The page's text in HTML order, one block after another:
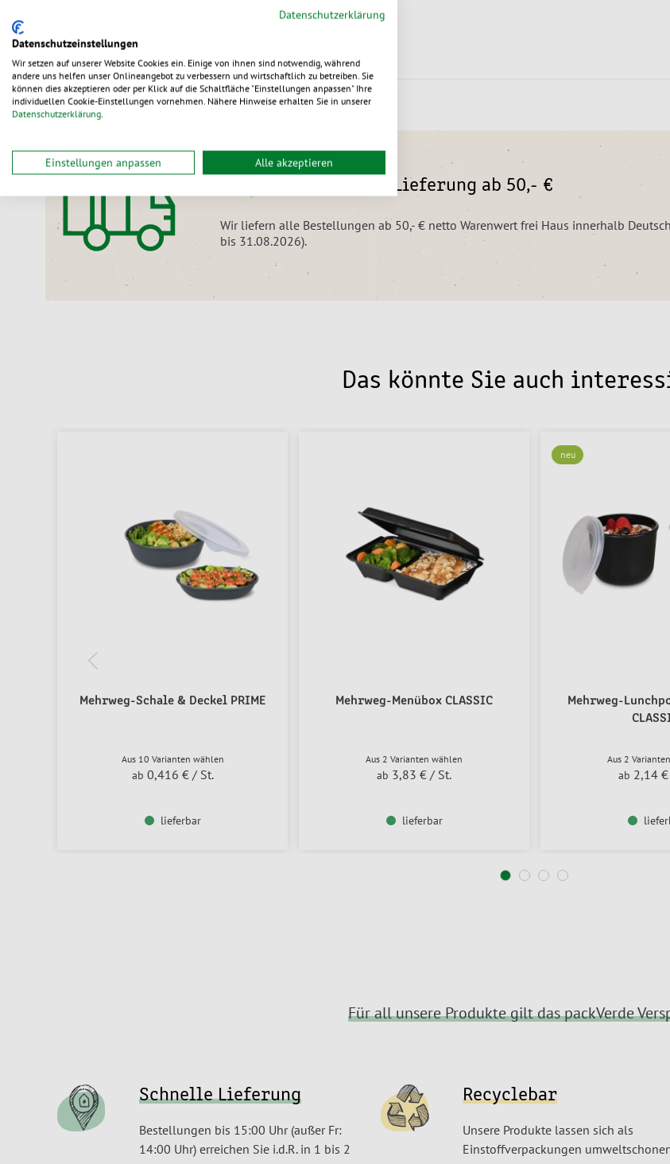
Nur noch für kurze Zeit:
Versandkostenfreie Lieferung ab 50,- €
Wir liefern alle Bestellungen ab 50,- € netto Warenwert frei Haus innerhalb
bis 31.08.2026).
Das könnte Sie auch
Mehrweg-Schale & Deckel PRIME
Aus 10 Varianten wählen
ab 0,416 € / St.
lieferbar
Mehrweg-Menübox CLASSIC
Aus 2 Varianten wählen
ab 3,83 € / St.
lieferbar
neu
Mehrweg-
Aus 2
ab 2,14 €
Für all unsere Produkte gilt das packVerde
Schnelle Lieferung
Bestellungen bis 15:00 Uhr (außer Fr:
14:00 Uhr) erreichen Sie i.d.R. in 1 bis 2
Recyclebar
Unsere Produkte lassen sich als
Einstoffverpackungen
Datenschutzerklärung
Datenschutzeinstellungen
Wir setzen auf unserer Website Cookies ein. Einige von ihnen sind notwendig, während
andere uns helfen unser Onlineangebot zu verbessern und wirtschaftlich zu betreiben. Sie
können dies akzeptieren oder per Klick auf die Schaltfläche "Einstellungen anpassen" Ihre
individuellen Cookie-Einstellungen vornehmen. Nähere Hinweise erhalten Sie in unserer
Datenschutzerklärung.
Einstellungen anpassen Alle akzeptieren